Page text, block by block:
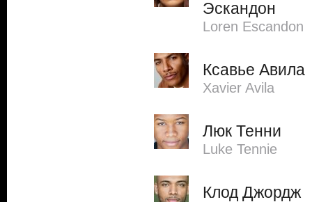
Эскандон
Loren Escandon
Ксавье Авила
Xavier Avila
Люк Тенни
Luke Tennie
Клод Джордж